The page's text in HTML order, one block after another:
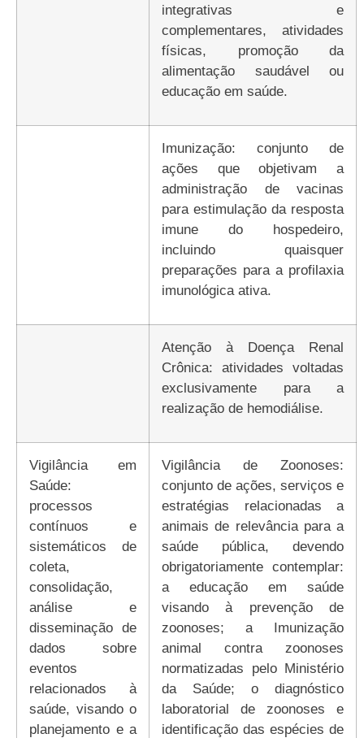
integrativas e
complementares, atividades
físicas, promoção da
alimentação saudável ou
educação em saúde.
Imunização: conjunto de
ações que objetivam a
administração de vacinas
para estimulação da resposta
imune do hospedeiro,
incluindo quaisquer
preparações para a profilaxia
imunológica ativa.
Atenção à Doença Renal
Crônica: atividades voltadas
exclusivamente para a
realização de hemodiálise.
Vigilância em
Saúde:
processos
contínuos e
sistemáticos de
coleta,
consolidação,
análise e
disseminação de
dados sobre
eventos
relacionados à
saúde, visando o
planejamento e a
Vigilância de Zoonoses:
conjunto de ações, serviços e
estratégias relacionadas a
animais de relevância para a
saúde pública, devendo
obrigatoriamente contemplar:
a educação em saúde
visando à prevenção de
zoonoses; a Imunização
animal contra zoonoses
normatizadas pelo Ministério
da Saúde; o diagnóstico
laboratorial de zoonoses e
identificação das espécies de